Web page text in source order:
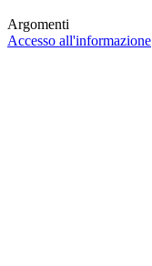
Argomenti
Accesso all'informazione